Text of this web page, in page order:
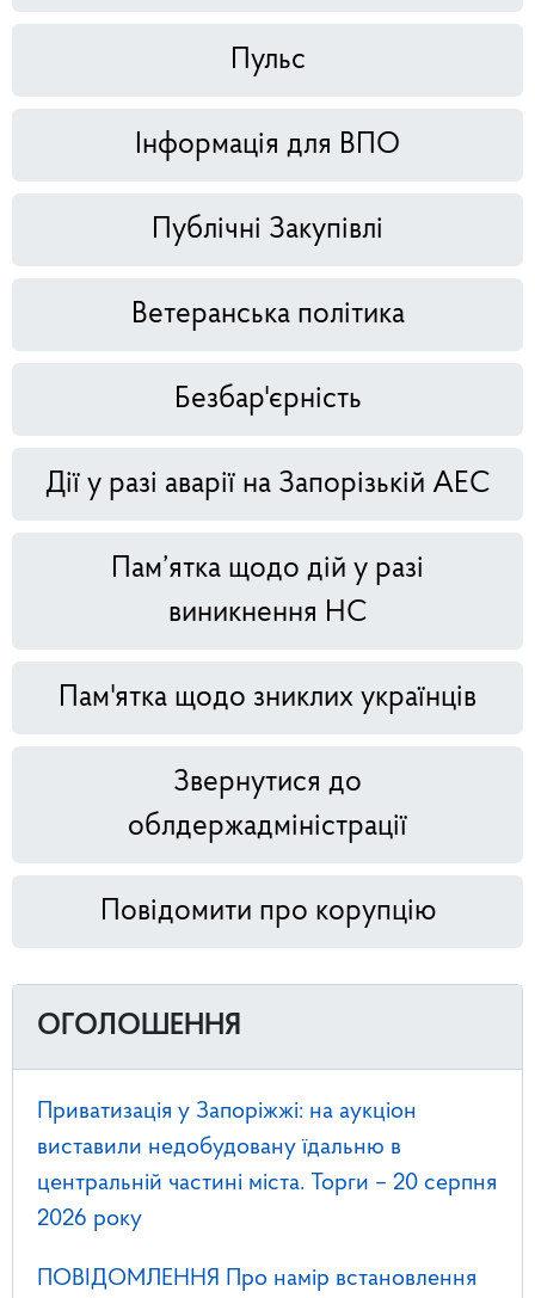
Пульс
Інформація для ВПО
Публічні Закупівлі
Ветеранська політика
Безбар'єрність
Дії у разі аварії на Запорізькій АЕС
Пам’ятка щодо дій у разі
виникнення НС
Пам'ятка щодо зниклих українців
Звернутися до
облдержадміністрації
Повідомити про корупцію
ОГОЛОШЕННЯ
Приватизація у Запоріжжі: на аукціон
виставили недобудовану їдальню в
центральній частині міста. Торги – 20 серпня
2026 року
ПОВІДОМЛЕННЯ Про намір встановлення